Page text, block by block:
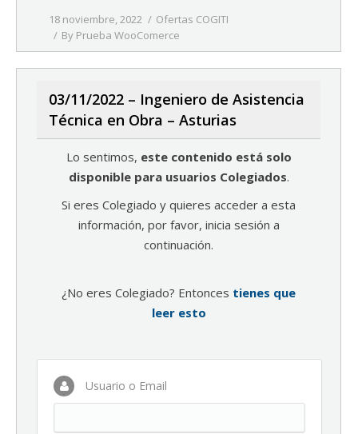
18 noviembre, 2022
Ofertas COGITI
By Prueba WooComerce
03/11/2022 – Ingeniero de Asistencia
Técnica en Obra – Asturias
Lo sentimos, este contenido está solo
disponible para usuarios Colegiados.
Si eres Colegiado y quieres acceder a esta
información, por favor, inicia sesión a
continuación.
¿No eres Colegiado? Entonces tienes que
leer esto
Usuario o Email